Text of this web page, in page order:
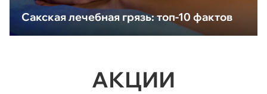
Сакская лечебная грязь: топ-10 фактов
АКЦИИ